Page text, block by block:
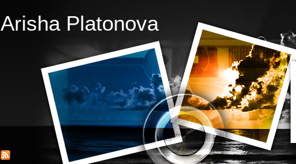
Arisha Platonova